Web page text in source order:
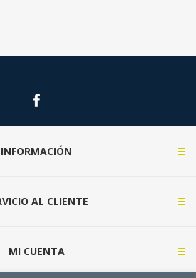
INFORMACIÓN
AL CLIENTE
MI CUENTA